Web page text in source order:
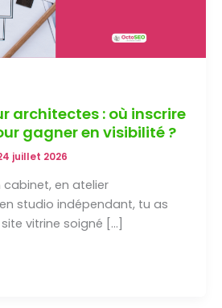
architectes : où inscrire
gagner en visibilité ?
juillet 2026
cabinet, en atelier
studio indépendant, tu as
vitrine soigné […]